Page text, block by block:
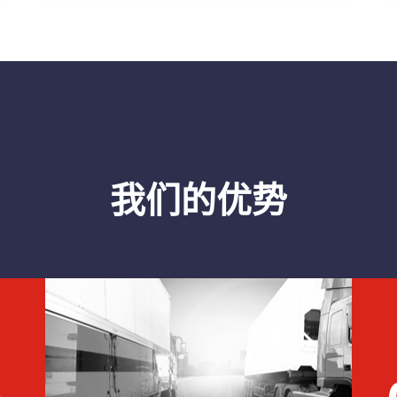
我们的优势